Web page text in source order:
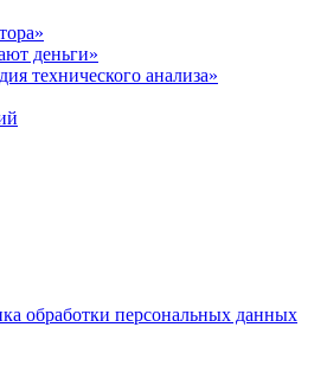
деньги»
технического анализа»
обработки персональных данных